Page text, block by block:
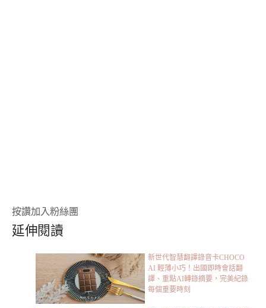
按讚加入粉絲團
延伸閱讀
新世代智慧翻譯錄音卡CHOCO
AI 輕薄小巧！出國即時會話翻
譯、重點AI轉錄摘要，完美紀錄
每個重要時刻